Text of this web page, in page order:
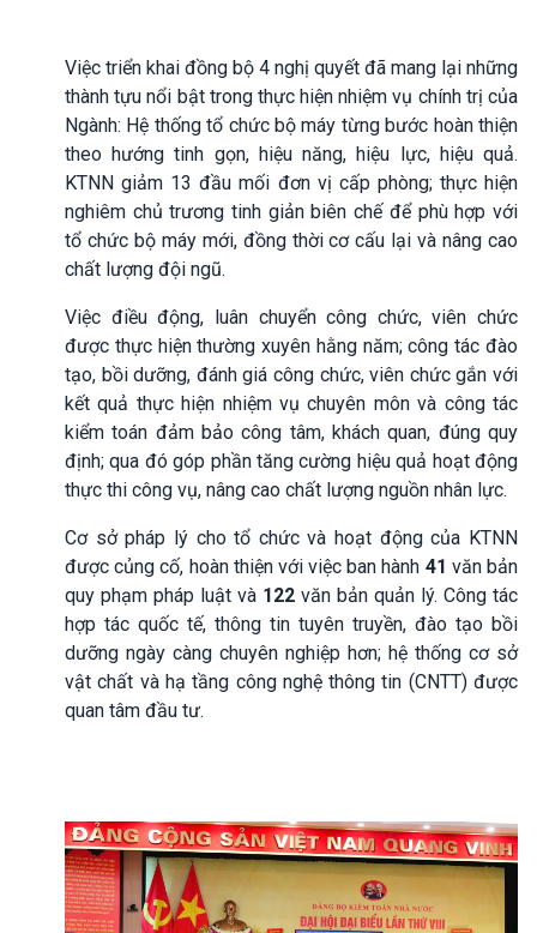
Việc triển khai đồng bộ 4 nghị quyết đã mang lại những
thành tựu nổi bật trong thực hiện nhiệm vụ chính trị của
Ngành: Hệ thống tổ chức bộ máy từng bước hoàn thiện
theo hướng tinh gọn, hiệu năng, hiệu lực, hiệu quả.
KTNN giảm 13 đầu mối đơn vị cấp phòng; thực hiện
nghiêm chủ trương tinh giản biên chế để phù hợp với
tổ chức bộ máy mới, đồng thời cơ cấu lại và nâng cao
chất lượng đội ngũ.
Việc điều động, luân chuyển công chức, viên chức
được thực hiện thường xuyên hằng năm; công tác đào
tạo, bồi dưỡng, đánh giá công chức, viên chức gắn với
kết quả thực hiện nhiệm vụ chuyên môn và công tác
kiểm toán đảm bảo công tâm, khách quan, đúng quy
định; qua đó góp phần tăng cường hiệu quả hoạt động
thực thi công vụ, nâng cao chất lượng nguồn nhân lực.
Cơ sở pháp lý cho tổ chức và hoạt động của KTNN
được củng cố, hoàn thiện với việc ban hành 41 văn bản
quy phạm pháp luật và 122 văn bản quản lý. Công tác
hợp tác quốc tế, thông tin tuyên truyền, đào tạo bồi
dưỡng ngày càng chuyên nghiệp hơn; hệ thống cơ sở
vật chất và hạ tầng công nghệ thông tin (CNTT) được
quan tâm đầu tư.